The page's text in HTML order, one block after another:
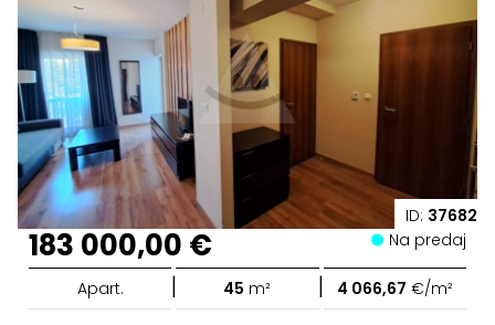
ID: 37682
183 000,00 € Na predaj
Apart. | 45 m² | 4 066,67 €/m²